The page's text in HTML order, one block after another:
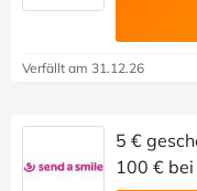
Verfällt am 31.12.26
5 €
100 € bei